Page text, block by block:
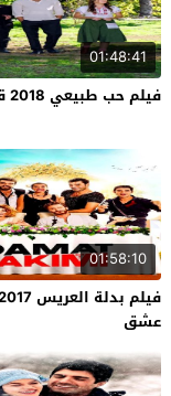
01:48:41
فيلم حب طبيعي 2018 قصة عشق
01:58:10
عشق